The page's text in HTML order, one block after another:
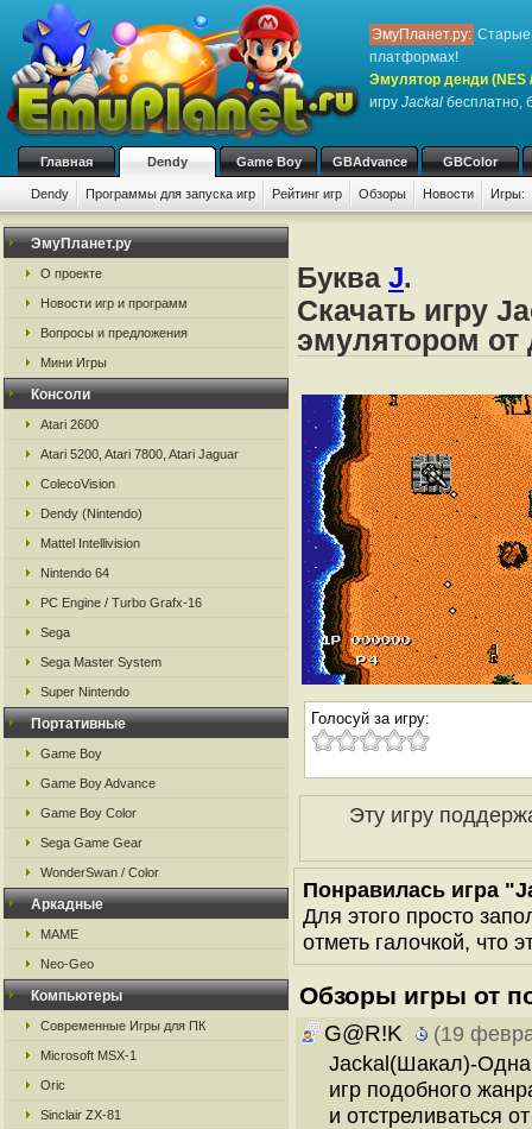
ЭмуПланет.ру: Старые
платформах!
Эмулятор денди (NES
игру Jackal бесплатно,
Главная Dendy Game Boy GBAdvance GBColor
Dendy Программы для запуска игр Рейтинг игр Обзоры Новости Игры:
ЭмуПланет.ру
О проекте
Новости игр и программ
Вопросы и предложения
Мини Игры
Консоли
Atari 2600
Atari 5200, Atari 7800, Atari Jaguar
ColecoVision
Dendy (Nintendo)
Mattel Intellivision
Nintendo 64
PC Engine / Turbo Grafx-16
Sega
Sega Master System
Super Nintendo
Портативные
Game Boy
Game Boy Advance
Game Boy Color
Sega Game Gear
WonderSwan / Color
Аркадные
MAME
Neo-Geo
Компьютеры
Современные Игры для ПК
Microsoft MSX-1
Oric
Sinclair ZX-81
Буква J.
Скачать игру
эмулятором от
Голосуй за игру:
Эту игру
Понравилась игра
Для этого просто
отметь галочкой, что
Обзоры игры от
G@R!K
(19
Jackal(Шакал)-Одна
игр подобного
и отстреливаться